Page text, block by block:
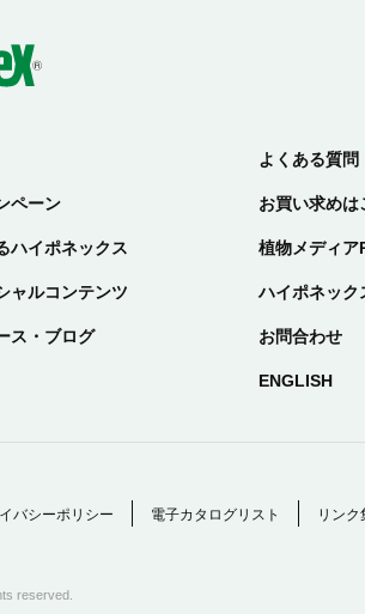
ペーン
ハイポネックス
ャルコンテンツ
ス・ブログ
よくある質問
お買い求めは
植物メディ
ハイポネック
お問合わせ
ENGLISH
バシーポリシー 電子カタログリスト リンク
reserved.